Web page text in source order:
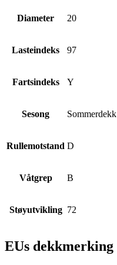
Diameter 20
Lasteindeks 97
Fartsindeks Y
Sesong Sommerdekk
Rullemotstand D
Våtgrep B
Støyutvikling 72
EUs dekkmerking